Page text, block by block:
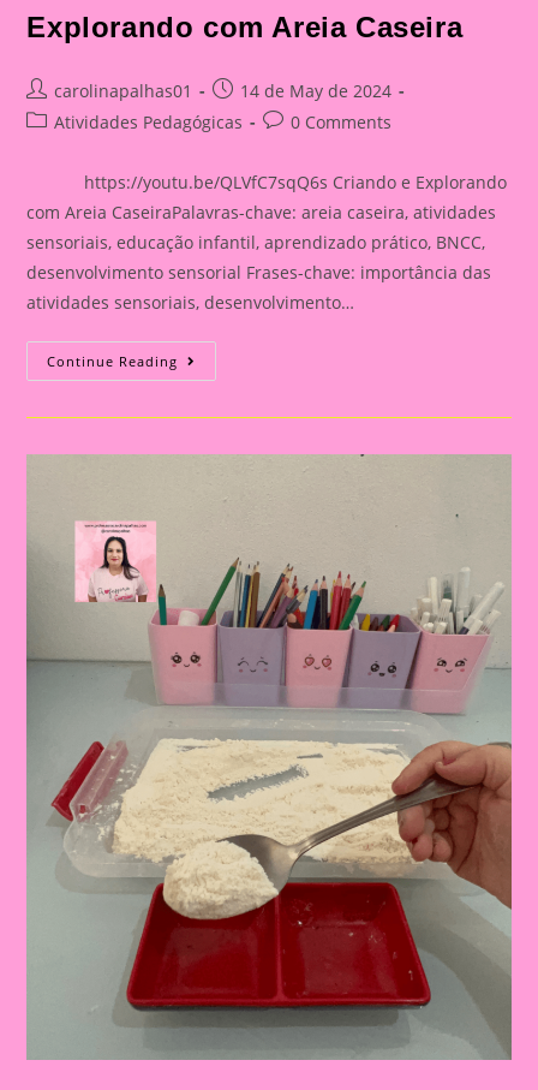
Explorando com Areia Caseira
Post
author:
carolinapalhas01
Post
published:
14 de May de 2024
PostAtividades Pedagógicas
Post0 Comments
https://youtu.be/QLVfC7sqQ6s Criando e Explorando
com Areia CaseiraPalavras-chave: areia caseira, atividades
sensoriais, educação infantil, aprendizado prático, BNCC,
desenvolvimento sensorial Frases-chave: importância das
atividades sensoriais, desenvolvimento…
Continue Reading Atividade
Sensorial
E
Areia